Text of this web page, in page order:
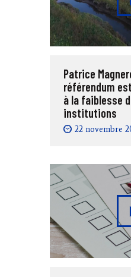
Patrice
référendum
à la faiblesse
institutions
22 novembre